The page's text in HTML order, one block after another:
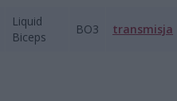
Liquid
Biceps
BO3 transmisja